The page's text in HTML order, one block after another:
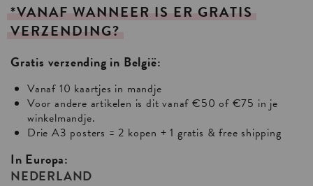
*VANAF WANNEER IS ER GRATIS
VERZENDING?
Gratis verzending in België:
Vanaf 10 kaartjes in mandje
Voor andere artikelen is dit vanaf €50 of €75 in je
winkelmandje.
Drie A3 posters = 2 kopen + 1 gratis & free shipping
In Europa:
NEDERLAND